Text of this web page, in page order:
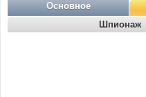
Основное
Шпионаж